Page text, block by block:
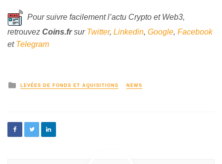
Pour suivre facilement l’actu Crypto et Web3,
retrouvez Coins.frsur Twitter, Linkedin, Google, Facebook
et Telegram
LEVÉES DE FONDS ET AQUISITIONS NEWS